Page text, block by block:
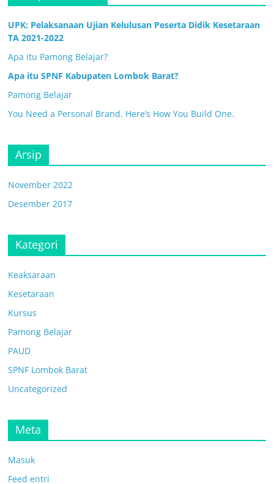
UPK: Pelaksanaan Ujian Kelulusan Peserta Didik Kesetaraan
TA 2021-2022
Apa itu Pamong Belajar?
Apa itu SPNF Kabupaten Lombok Barat?
Pamong Belajar
You Need a Personal Brand. Here’s How You Build One.
Arsip
November 2022
Desember 2017
Kategori
Keaksaraan
Kesetaraan
Kursus
Pamong Belajar
PAUD
SPNF Lombok Barat
Uncategorized
Meta
Masuk
Feed entri